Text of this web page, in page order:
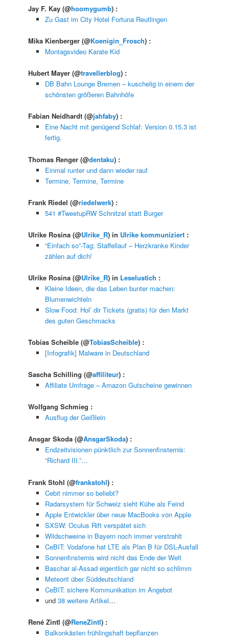
Jay F. Kay(@hoomygumb) :
Zu Gast im City Hotel Fortuna Reutlingen
Mika Kienberger(@Koenigin_Frosch) :
Montagsvideo Karate Kid
Hubert Mayer(@travellerblog) :
DB Bahn Lounge Bremen – kuschelig in einem der
schönsten größeren Bahnhöfe
Fabian Neidhardt(@jahfaby) :
Eine Nacht mit genügend Schlaf: Version 0.15.3 ist
fertig.
Thomas Renger(@dentaku) :
Einmal runter und dann wieder rauf
Termine, Termine, Termine
Frank Riedel(@riedelwerk) :
541 #TweetupRW Schnitzel statt Burger
Ulrike Rosina(@Ulrike_R) in Ulrike kommuniziert :
“Einfach so”-Tag: Staffellauf – Herzkranke Kinder
zählen auf dich!
Ulrike Rosina(@Ulrike_R) in Leselustich :
Kleine Ideen, die das Leben bunter machen:
Blumenwichteln
Slow Food: Hol’ dir Tickets (gratis) für den Markt
des guten Geschmacks
Tobias Scheible(@TobiasScheible) :
[Infografik] Malware in Deutschland
Sascha Schilling(@affiliteur) :
Affiliate Umfrage – Amazon Gutscheine gewinnen
Wolfgang Schmieg :
Ausflug der Geißlein
Ansgar Skoda(@AnsgarSkoda) :
Endzeitvisionen pünktlich zur Sonnenfinsternis:
“Richard III.”…
Frank Stohl(@frankstohl) :
Cebit nimmer so beliebt?
Radarsystem für Schweiz sieht Kühe als Feind
Apple Entwickler über neue MacBooks von Apple
SXSW: Oculus Rift verspätet sich
Wildschweine in Bayern noch immer verstrahlt
CeBIT: Vodafone hat LTE als Plan B für DSL-Ausfall
Sonnenfinsternis wird nicht das Ende der Welt
Baschar al-Assad eigentlich gar nicht so schlimm
Meteorit über Süddeutschland
CeBIT: sichere Kommunikation im Angebot
und 38 weitere Artikel…
René Zintl(@ReneZintl) :
Balkonkästen frühlingshaft bepflanzen